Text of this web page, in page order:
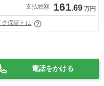
支払総額 161.69 万円
保証とは
電話をかける